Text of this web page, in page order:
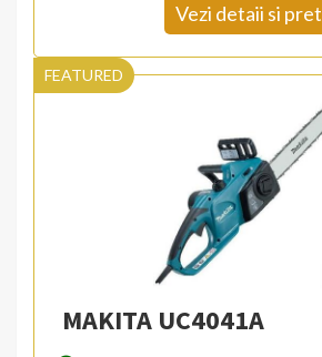
Vezi detaii si pret
FEATURED
MAKITA UC4041A